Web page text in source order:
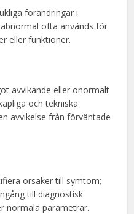
förändringar i
ofta används för
eller funktioner.
avvikande eller onormalt
och tekniska
avvikelse från förväntade
orsaker till symtom;
till diagnostisk
normala parametrar.